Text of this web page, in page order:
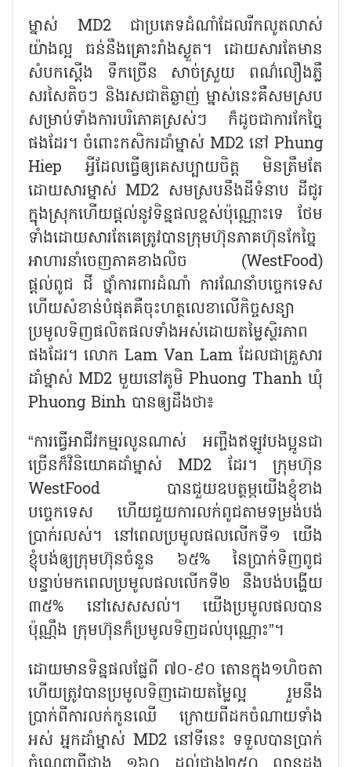
ម្នាស់ MD2 ជាប្រភេទដំណាំដែលរីកលូតលាស់
យ៉ាងល្អ ធន់នឹងគ្រោះរាំងស្ងួត។ ដោយសារតែមាន
សំបកស្ដើង ទឹកច្រើន សាច់ស្រួយ ពណ៌លឿងភ្លឺ
សរសៃតិចៗ និងរសជាតិឆ្ងាញ់ ម្នាស់នេះគឺសមស្រប
សម្រាប់ទាំងការបរិភោគស្រស់ៗ ក៏ដូចជាការកែច្នៃ
ផងដែរ។ ចំពោះកសិករដាំម្នាស់ MD2 នៅ Phung
Hiep អ្វីដែលធ្វើឲ្យគេសប្បាយចិត្ត មិនត្រឹមតែ
ដោយសារម្នាស់ MD2 សមស្របនឹងដីទំនាប ដីជូរ
ក្នុងស្រុកហើយផ្ដល់នូវទិន្នផលខ្ពស់ប៉ុណ្ណោះទេ ថែម
ទាំងដោយសារតែគេត្រូវបានក្រុមហ៊ុនភាគហ៊ុនកែច្នៃ
អាហារនាំចេញភាគខាងលិច (WestFood)
ផ្តល់ពូជ ជី ថ្នាំការពារដំណាំ ការណែនាំបច្ចេកទេស
ហើយសំខាន់បំផុតគឺចុះហត្ថលេខាលើកិច្ចសន្យា
ប្រមូលទិញផលិតផលទាំងអស់ដោយតម្លៃស្ថិរភាព
ផងដែរ។ លោក Lam Van Lam ដែលជាគ្រួសារ
ដាំម្នាស់ MD2 មួយនៅភូមិ Phuong Thanh ឃុំ
Phuong Binh បានឲ្យដឹងថា៖
“ការធ្វើអាជីវកម្មរលូនណាស់ អញ្ចឹងឥឡូវបងប្អូនជា
ច្រើនក៏វិនិយោគដាំម្នាស់ MD2 ដែរ។ ក្រុមហ៊ុន
WestFood បានជួយឧបត្ថម្ភយើងខ្ញុំខាង
បច្ចេកទេស ហើយជួយការលក់ពូជតាមទម្រង់បង់
ប្រាក់រលស់។ នៅពេលប្រមូលផលលើកទី១ យើង
ខ្ញុំបង់ឲ្យក្រុមហ៊ុនចំនួន ៦៥% នៃប្រាក់ទិញពូជ
បន្ទាប់មកពេលប្រមូលផលលើកទី២ នឹងបង់បង្ហើយ
៣៥% នៅសេសសល់។ យើងប្រមូលផលបាន
ប៉ុណ្ណឹង ក្រុមហ៊ុនក៏ប្រមូលទិញដល់បុណ្ណោះ”។
ដោយមានទិន្នផលផ្លែពី ៧០-៩០ តោនក្នុង១ហិចតា
ហើយត្រូវបានប្រមូលទិញដោយតម្លៃល្អ រួមនឹង
ប្រាក់ពីការលក់កូនឈើ ក្រោយពីដកចំណាយទាំង
អស់ អ្នកដាំម្នាស់ MD2 នៅទីនេះ ទទួលបានប្រាក់